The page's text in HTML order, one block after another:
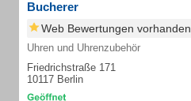
Bucherer
Web Bewertungen vorhanden
Uhren und Uhrenzubehör
Friedrichstraße 171
10117 Berlin